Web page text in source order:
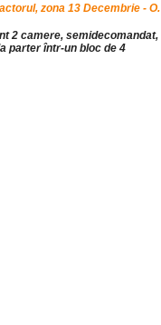
zona 13 Decembrie - O.
2 camere, semidecomandat,
parter într-un bloc de 4